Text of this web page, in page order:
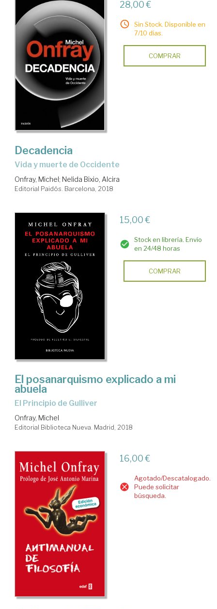
28,00 €
Sin Stock. Disponible en
7/10 días.
COMPRAR
Decadencia
vida y muerte de Occidente
Onfray, Michel; Nelida Bixio, Alcira
Editorial Paidós. Barcelona, 2018
15,00 €
Stock en librería. Envío
en 24/48 horas
COMPRAR
El posanarquismo explicado a mi
abuela
el Principio de Gulliver
Onfray, Michel
Editorial Biblioteca Nueva. Madrid, 2018
16,00 €
Agotado/Descatalogado.
Puede solicitar
búsqueda.